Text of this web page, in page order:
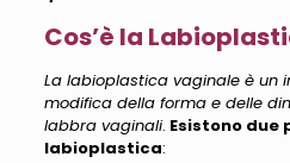
Cos’è la
La labioplastica vaginale è un
modifica della forma e delle
labbra vaginali. Esistono
labioplastica: